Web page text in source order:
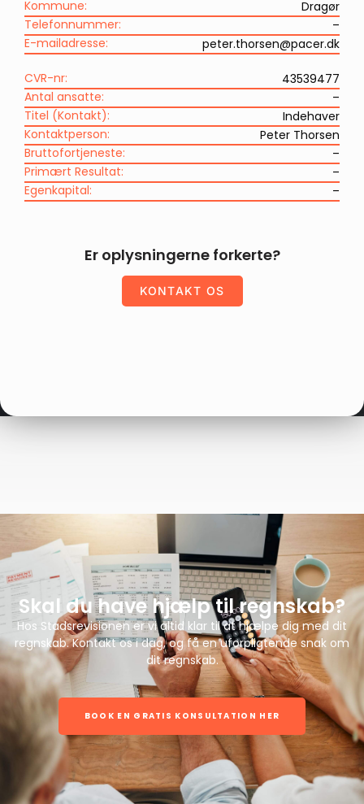
Kommune:
Dragør
Telefonnummer:
–
E-mailadresse:
peter.thorsen@pacer.dk
CVR-nr:
43539477
Antal ansatte:
–
Titel (Kontakt):
Indehaver
Kontaktperson:
Peter Thorsen
Bruttofortjeneste:
–
Primært Resultat:
–
Egenkapital:
–
Er oplysningerne forkerte?
KONTAKT OS
Skal du have hjælp til regnskab?
Hos Stadsrevisionen er vi altid klar til at hjælpe dig med dit
regnskab. Kontakt os i dag, og få en uforpligtende snak om
dit regnskab.
BOOK EN GRATIS KONSULTATION HER